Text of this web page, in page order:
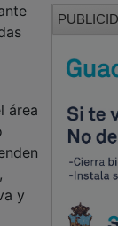
área
y